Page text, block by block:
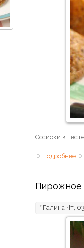
Сосиски в
Подробнее о
Пирожное
* Галина Чт,